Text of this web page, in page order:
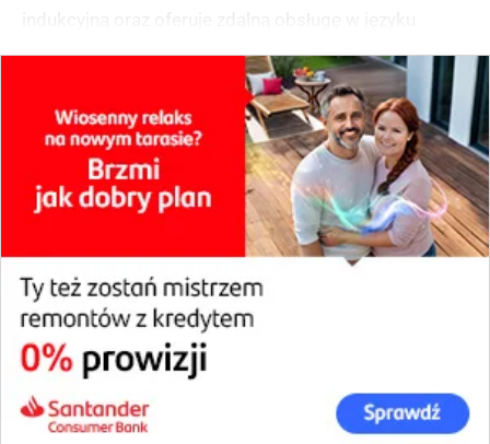
indukcyjną oraz oferuje zdalną obsługę w języku
migowym.
(zgłoś, jeśli ten opis wprowadza w błąd)